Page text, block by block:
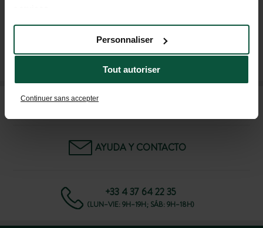
Tout autoriser
Personnaliser
Continuer sans accepter
SUSCRÍBASE A NUESTRO BOLETÍN
PREGUNTAS FRECUENTES
AYUDA Y CONTACTO
+33 4 37 64 22 35
(LUN–VIE: 9H–19H; SÁB: 9H–18H)